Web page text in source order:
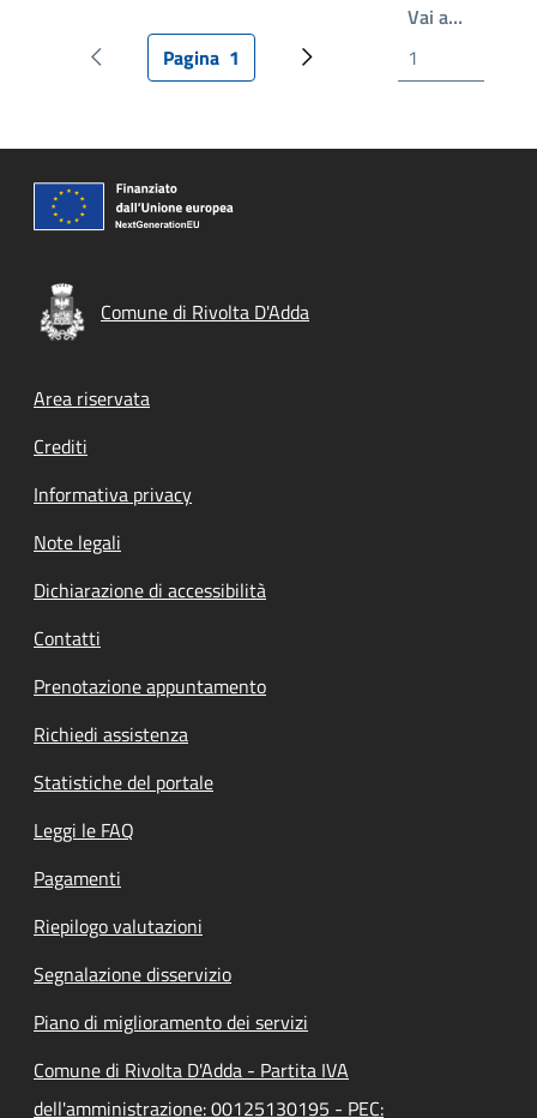
Pagina precedentePagina attuale
Pagina 1 Prossima pagina
Vai a…
Comune di Rivolta D'Adda
Footer menu
Area riservata
Crediti
Informativa privacy
Note legali
Dichiarazione di accessibilità
Contatti
Prenotazione appuntamento
Richiedi assistenza
Statistiche del portale
Leggi le FAQ
Pagamenti
Riepilogo valutazioni
Segnalazione disservizio
Piano di miglioramento dei servizi
Comune di Rivolta D'Adda - Partita IVA
dell'amministrazione: 00125130195 - PEC: